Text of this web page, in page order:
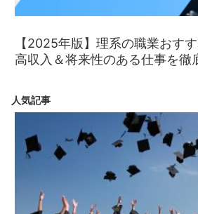
【2025年版】理系の職業おす
高収入＆将来性のある仕事を徹
人気記事